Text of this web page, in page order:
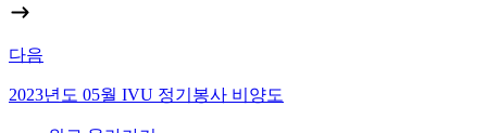
다음
2023년도 05월 IVU 정기봉사 비양도